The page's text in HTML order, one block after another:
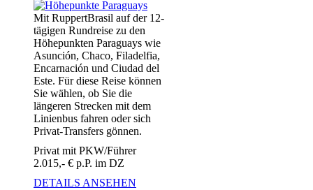
Mit RuppertBrasil auf der 12-
tägigen Rundreise zu den
Höhepunkten Paraguays wie
Asunción, Chaco, Filadelfia,
Encarnación und Ciudad del
Este. Für diese Reise können
Sie wählen, ob Sie die
längeren Strecken mit dem
Linienbus fahren oder sich
Privat-Transfers gönnen.
Privat mit PKW/Führer
2.015,- € p.P. im DZ
DETAILS ANSEHEN